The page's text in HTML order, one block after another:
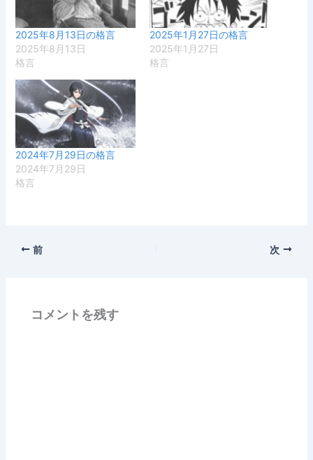
2025年8月13日の格言
2025年8月13日
格言
2025年1月27日の格言
2025年1月27日
格言
2024年7月29日の格言
2024年7月29日
格言
前 次
コメントを残す